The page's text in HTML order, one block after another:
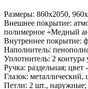
Размеры: 860x2050,
Внешнее покрытие:
полимерное «Медный
Внутреннее покрытие:
Наполнитель:
Уплотнитель: 2 контура
Ручка: раздельная; цвет
Глазок: металлический,
Петли: 2 шт., наружные;